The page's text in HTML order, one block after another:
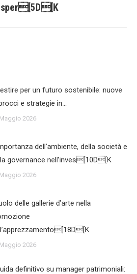
post:
per un futuro sostenibile: nuove
e strategie in…
2026
dell’ambiente, della società e
governance nell’inves[10D[K
2026
delle gallerie d’arte nella
2026
definitivo su manager patrimoniali: